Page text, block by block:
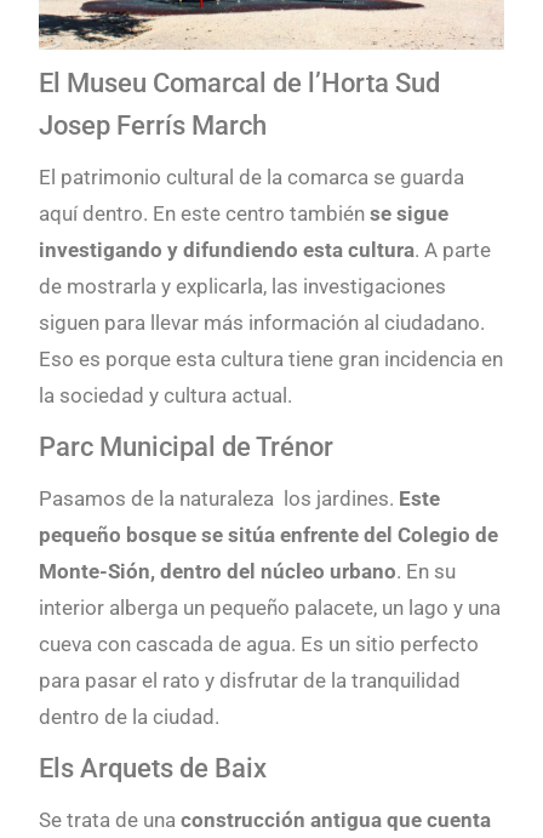
El Museu Comarcal de l’Horta Sud
Josep Ferrís March
El patrimonio cultural de la comarca se guarda
aquí dentro. En este centro tambiénse sigue
investigando y difundiendo esta cultura. A parte
de mostrarla y explicarla, las investigaciones
siguen para llevar más información al ciudadano.
Eso es porque esta cultura tiene gran incidencia en
la sociedad y cultura actual.
Parc Municipal de Trénor
Pasamos de la naturaleza los jardines. Este
pequeño bosque se sitúa enfrente del Colegio de
Monte-Sión, dentro del núcleo urbano. En su
interior alberga un pequeño palacete, un lago y una
cueva con cascada de agua. Es un sitio perfecto
para pasar el rato y disfrutar de la tranquilidad
dentro de la ciudad.
Els Arquets de Baix
Se trata de unaconstrucción antigua que cuenta